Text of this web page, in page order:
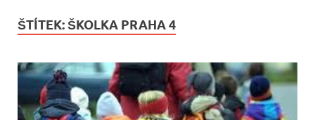
ŠTÍTEK:ŠKOLKA PRAHA 4